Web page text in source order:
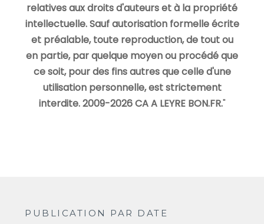
relatives aux droits d'auteurs et à la propriété
intellectuelle. Sauf autorisation formelle écrite
et préalable, toute reproduction, de tout ou
en partie, par quelque moyen ou procédé que
ce soit, pour des fins autres que celle d'une
utilisation personnelle, est strictement
interdite. 2009-2026 CA A LEYRE BON.FR."
PUBLICATION PAR DATE